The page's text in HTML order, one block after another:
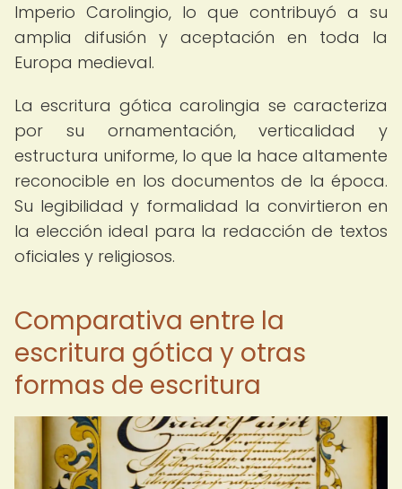
Imperio Carolingio, lo que contribuyó a su
amplia difusión y aceptación en toda la
Europa medieval.
La escritura gótica carolingia se caracteriza
por su ornamentación, verticalidad y
estructura uniforme, lo que la hace altamente
reconocible en los documentos de la época.
Su legibilidad y formalidad la convirtieron en
la elección ideal para la redacción de textos
oficiales y religiosos.
Comparativa entre la
escritura gótica y otras
formas de escritura